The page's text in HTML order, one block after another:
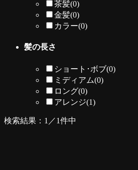
茶髪(0)
金髪(0)
カラー(0)
髪の長さ
ショート･ボブ(0)
ミディアム(0)
ロング(0)
アレンジ(1)
検索結果：1／1件中